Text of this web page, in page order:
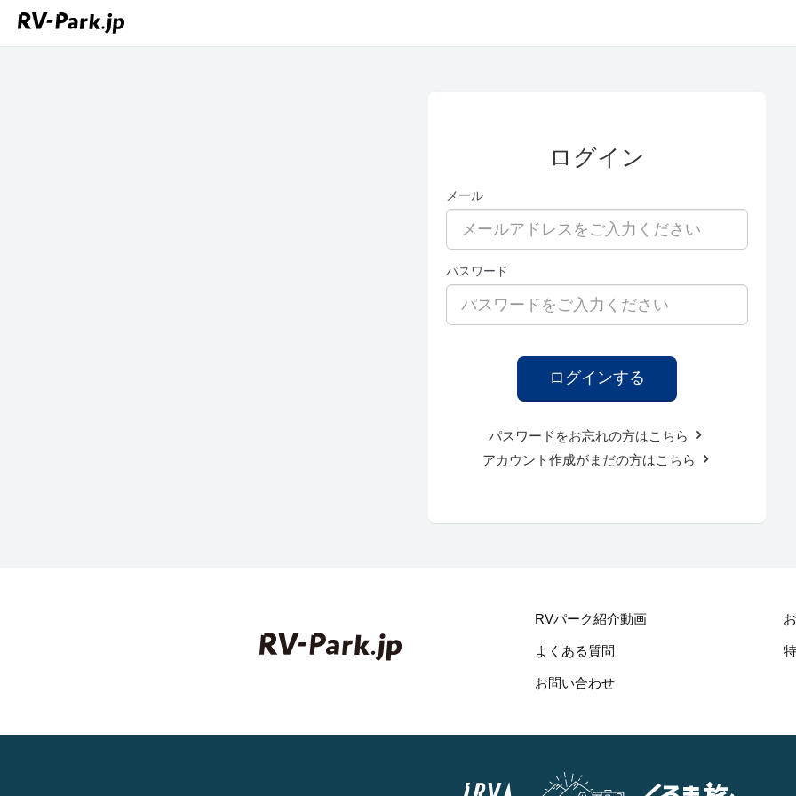
ログイン
メール
パスワード
パスワードをお忘れの方はこちら
アカウント作成がまだの方はこちら
RVパーク紹介動画
よくある質問
お問い合わせ